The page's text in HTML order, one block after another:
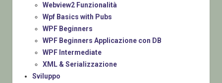
Webview2 Funzionalità
Wpf Basics with Pubs
WPF Beginners
WPF Beginners Applicazione con DB
WPF Intermediate
XML & Serializzazione
Sviluppo